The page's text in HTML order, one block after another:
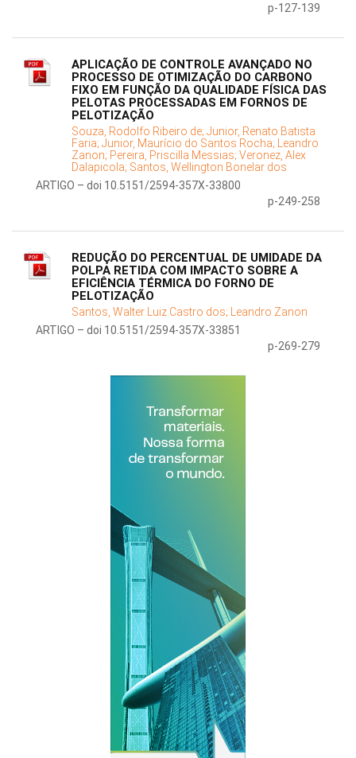
p-127-139
APLICAÇÃO DE CONTROLE AVANÇADO NO
PROCESSO DE OTIMIZAÇÃO DO CARBONO
FIXO EM FUNÇÃO DA QUALIDADE FÍSICA DAS
PELOTAS PROCESSADAS EM FORNOS DE
PELOTIZAÇÃO
Souza, Rodolfo Ribeiro de; Junior, Renato Batista
Faria; Junior, Maurício do Santos Rocha; Leandro
Zanon; Pereira, Priscilla Messias; Veronez, Alex
Dalapicola; Santos, Wellington Bonelar dos
ARTIGO – doi 10.5151/2594-357X-33800
p-249-258
REDUÇÃO DO PERCENTUAL DE UMIDADE DA
POLPA RETIDA COM IMPACTO SOBRE A
EFICIÊNCIA TÉRMICA DO FORNO DE
PELOTIZAÇÃO
Santos, Walter Luiz Castro dos; Leandro Zanon
ARTIGO – doi 10.5151/2594-357X-33851
p-269-279